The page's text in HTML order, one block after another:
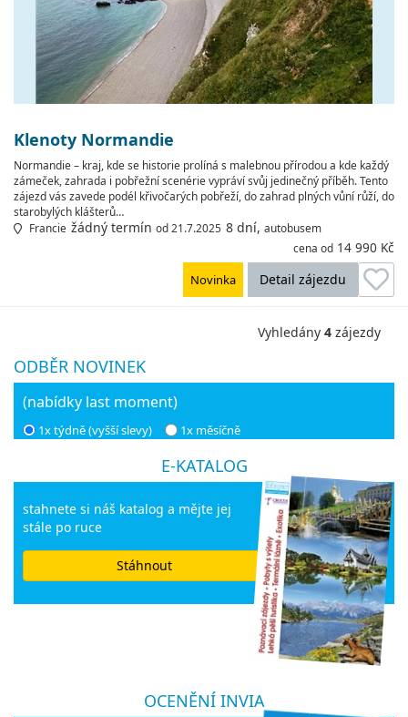
Klenoty Normandie
Normandie – kraj, kde se historie prolíná s malebnou přírodou a kde každý
zámeček, zahrada i pobřežní scenérie vypráví svůj jedinečný příběh. Tento
zájezd vás zavede podél křivočarých pobřeží, do zahrad plných vůní růží, do
starobylých klášterů…
Francie žádný termín od 21.7.2025 8 dní, autobusem
cena od 14 990 Kč
Detail zájezdu
Novinka
Vyhledány 4 zájezdy
ODBĚR NOVINEK
(nabídky last moment)
1x týdně (vyšší slevy) 1x měsíčně
E-KATALOG
stahnete si náš katalog a mějte jej
stále po ruce
Stáhnout
OCENĚNÍ INVIA